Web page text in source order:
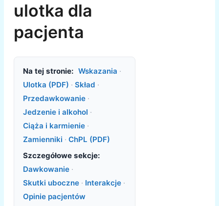
ulotka dla
pacjenta
Na tej stronie: Wskazania ·
Ulotka (PDF) · Skład ·
Przedawkowanie ·
Jedzenie i alkohol ·
Ciąża i karmienie ·
Zamienniki · ChPL (PDF)
Szczegółowe sekcje:
Dawkowanie ·
Skutki uboczne · Interakcje ·
Opinie pacjentów